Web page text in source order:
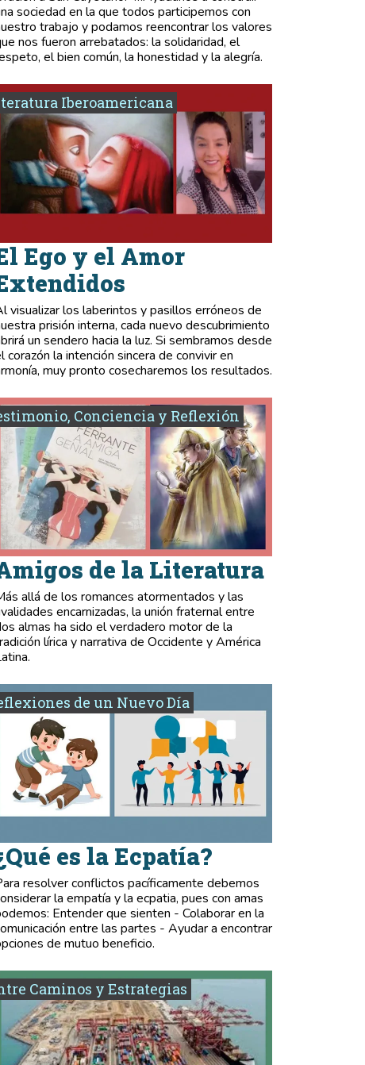
sociedad en la que todos participemos con
trabajo y podamos reencontrar los valores
nos fueron arrebatados: la solidaridad, el
el bien común, la honestidad y la alegría.
Iberoamericana
Ego y el Amor
visualizar los laberintos y pasillos erróneos de
prisión interna, cada nuevo descubrimiento
un sendero hacia la luz. Si sembramos desde
corazón la intención sincera de convivir en
muy pronto cosecharemos los resultados.
Conciencia y Reflexión
de la Literatura
allá de los romances atormentados y las
encarnizadas, la unión fraternal entre
almas ha sido el verdadero motor de la
lírica y narrativa de Occidente y América
de un Nuevo Día
es la Ecpatía?
resolver conflictos pacíficamente debemos
la empatía y la ecpatia, pues con amas
Entender que sienten - Colaborar en la
entre las partes - Ayudar a encontrar
de mutuo beneficio.
Caminos y Estrategias